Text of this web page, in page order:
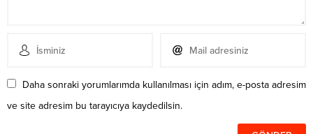
Daha sonraki yorumlarımda kullanılması için adım, e-posta adresim
ve site adresim bu tarayıcıya kaydedilsin.